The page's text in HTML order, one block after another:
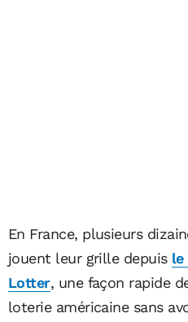
En France, plusieurs
jouent leur grille depuis le
Lotter, une façon rapide
loterie américaine sans